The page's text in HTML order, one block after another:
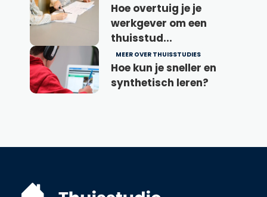
Hoe overtuig je je
werkgever om een
thuisstud...
MEER OVER THUISSTUDIES
Hoe kun je sneller en
synthetisch leren?